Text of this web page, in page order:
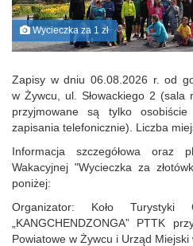
Wycieczka za 1 zł
Zapisy w dniu 06.08.2026 r. od
w Żywcu, ul. Słowackiego 2
przyjmowane są tylko
zapisania telefonicznie). Liczba
Informacja szczegółowa oraz
Wakacyjnej "Wycieczka za
poniżej:
Organizator: Koło Turystyki
„KANGCHENDZONGA” PTTK
Powiatowe w Żywcu i Urząd Miejski